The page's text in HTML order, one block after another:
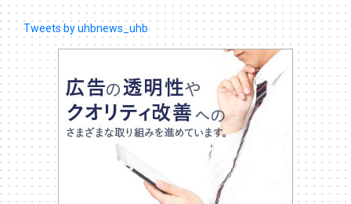
Tweets by uhbnews_uhb